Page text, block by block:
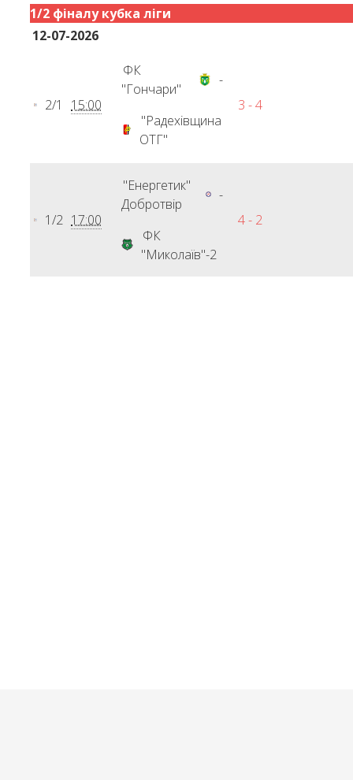
1/2 фіналу кубка ліги
12-07-2026
2/1 15:00
ФК
"Гончари"
-
"Радехівщина
ОТГ"
3 - 4
1/2 17:00
"Енергетик"
Добротвір
-
ФК
"Миколаїв"-2
4 - 2